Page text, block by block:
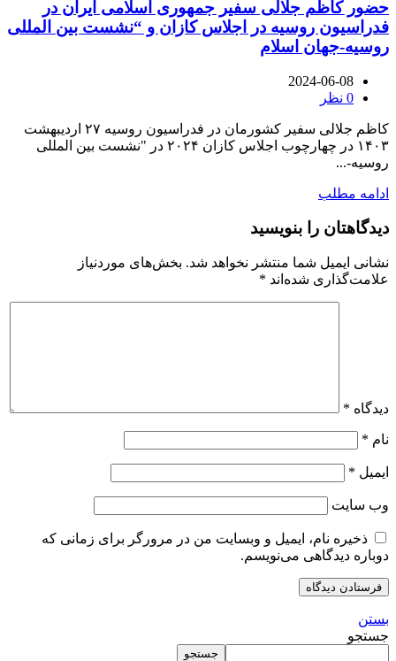
حضور کاظم جلالی سفیر جمهوری اسلامی ايران در
فدراسیون روسیه در اجلاس کازان و “نشست بین المللی
روسیه-جهان اسلام
2024-06-08
0 نظر
کاظم جلالی سفیر کشورمان در فدراسیون روسیه ۲۷ اردیبهشت
۱۴۰۳ در چهارچوب اجلاس کازان ۲۰۲۴ در "نشست بین المللی
روسیه-...
ادامه مطلب
دیدگاهتان را بنویسید
نشانی ایمیل شما منتشر نخواهد شد. بخش‌های موردنیاز
علامت‌گذاری شده‌اند *
دیدگاه *
نام *
ایمیل *
وب‌ سایت
ذخیره نام، ایمیل و وبسایت من در مرورگر برای زمانی که
دوباره دیدگاهی می‌نویسم.
بستن
جستجو
جستجو